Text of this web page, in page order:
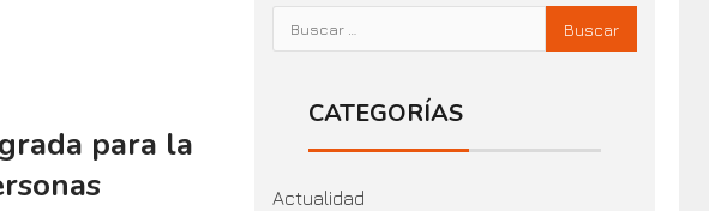
para la
CATEGORÍAS
Actualidad